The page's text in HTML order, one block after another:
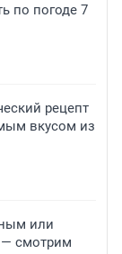
по погоде 7
рецепт
вкусом из
или
— смотрим